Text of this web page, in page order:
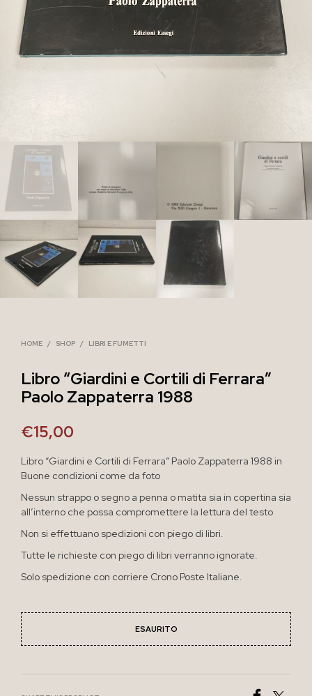
HOME / SHOP / LIBRI E FUMETTI
Libro “Giardini e Cortili di Ferrara”
Paolo Zappaterra 1988
€15,00
Libro “Giardini e Cortili di Ferrara” Paolo Zappaterra 1988 in
Buone condizioni come da foto
Nessun strappo o segno a penna o matita sia in copertina sia
all’interno che possa compromettere la lettura del testo
Non si effettuano spedizioni con piego di libri.
Tutte le richieste con piego di libri verranno ignorate.
Solo spedizione con corriere Crono Poste Italiane.
ESAURITO